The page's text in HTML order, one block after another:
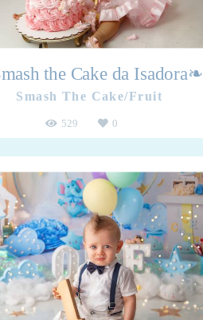
the Cake da Isadora❧
Smash The Cake/Fruit
529 0